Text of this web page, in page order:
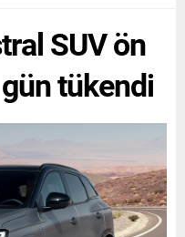
SUV ön
gün tükendi